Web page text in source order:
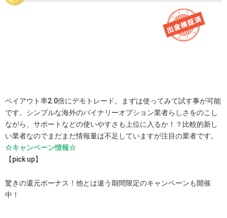
ペイアウト率2.0倍にデモトレード。まずは使ってみて試す事が可能
です。シンプルな海外のバイナリーオプション業者らしさをのこし
ながら、サポートなどの使いやすさも上位に入るか！？比較的新し
い業者なのでまだまだ情報量は不足していますが注目の業者です。
☆キャンペーン情報☆
【pick up】
驚きの還元ボーナス！他とは違う期間限定のキャンペーンも開催
中！